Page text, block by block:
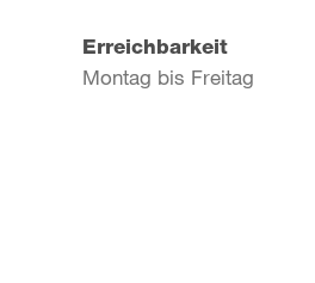
Erreichbarkeit
Montag bis Freitag